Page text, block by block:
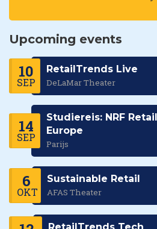
Upcoming events
10
SEP
RetailTrends Live
DeLaMar Theater
14
SEP
Studiereis: NRF
Europe
Parijs
6
OKT
Sustainable Retail
AFAS Theater